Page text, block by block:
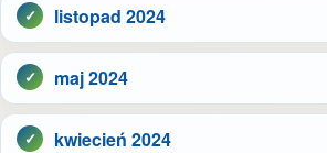
listopad 2024
maj 2024
kwiecień 2024